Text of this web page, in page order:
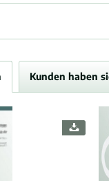
Kunden haben